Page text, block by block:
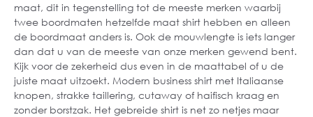
maat, dit in tegenstelling tot de meeste merken waarbij
twee boordmaten hetzelfde maat shirt hebben en alleen
de boordmaat anders is. Ook de mouwlengte is iets langer
dan dat u van de meeste van onze merken gewend bent.
Kijk voor de zekerheid dus even in de maattabel of u de
juiste maat uitzoekt. Modern business shirt met Italiaanse
knopen, strakke taillering, cutaway of haifisch kraag en
zonder borstzak. Het gebreide shirt is net zo netjes maar